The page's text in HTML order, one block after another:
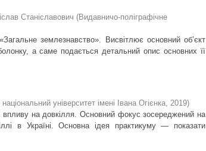
Станіславович (Видавничо-поліграфічне
землезнавство». Висвітлює основний об’єкт
а саме подається детальний опис основних її
університет імені Івана Огієнка, 2019)
впливу на довкілля. Основний фокус зосереджений на
в Україні. Основна ідея практикуму — показати